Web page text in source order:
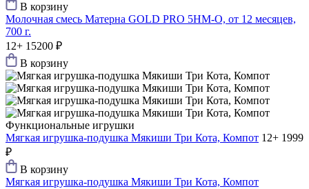
В корзину
Молочная смесь Матерна GOLD PRO 5HM-O, от 12 месяцев,
700 г.
12+ 15200 ₽
В корзину
Функциональные игрушки
Мягкая игрушка-подушка Мякиши Три Кота, Компот 12+ 1999
₽
В корзину
Мягкая игрушка-подушка Мякиши Три Кота, Компот